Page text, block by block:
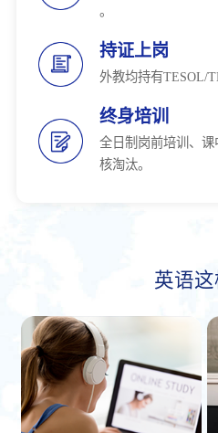
。
持证上岗
外教均持有TESOL/
终身培训
全日制岗前培训、
核淘汰。
英语